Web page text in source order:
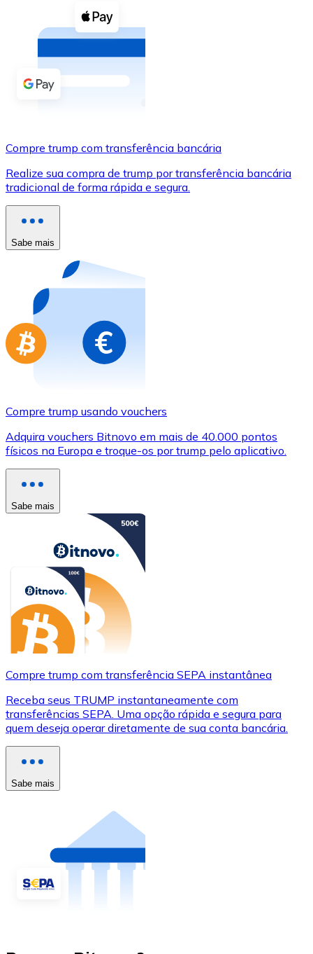
Cupons cripto
Compre criptomoedas com dinheiro e outros
Comprar com dinheiro
Transferência SEPA
Use cartões Visa e Mastercard para comprar
Comprar com cartão
Compre cartões-presente das suas marcas favoritas
Ir para a loja de cartões-presente
Compre trump com transferência bancária
Realize sua compra de trump por transferência bancária
tradicional de forma rápida e segura.
Sabe mais
Compre trump usando vouchers
Adquira vouchers Bitnovo em mais de 40.000 pontos
físicos na Europa e troque-os por trump pelo aplicativo.
Sabe mais
Compre trump com transferência SEPA instantânea
Receba seus TRUMP instantaneamente com
transferências SEPA. Uma opção rápida e segura para
quem deseja operar diretamente de sua conta bancária.
Sabe mais